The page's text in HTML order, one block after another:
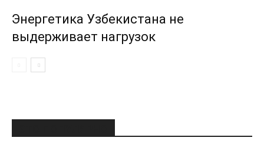
Энергетика Узбекистана не
выдерживает нагрузок